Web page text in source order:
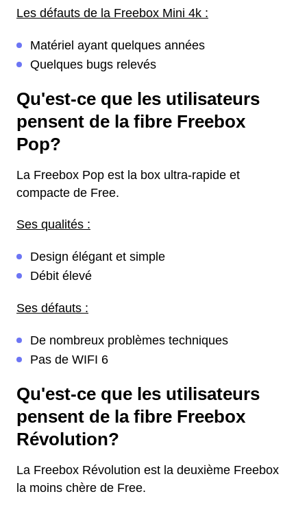
Les défauts de la Freebox Mini 4k :
Matériel ayant quelques années
Quelques bugs relevés
Qu'est-ce que les utilisateurs
pensent de la fibre Freebox
Pop?
La Freebox Pop est la box ultra-rapide et
compacte de Free.
Ses qualités :
Design élégant et simple
Débit élevé
Ses défauts :
De nombreux problèmes techniques
Pas de WIFI 6
Qu'est-ce que les utilisateurs
pensent de la fibre Freebox
Révolution?
La Freebox Révolution est la deuxième Freebox
la moins chère de Free.